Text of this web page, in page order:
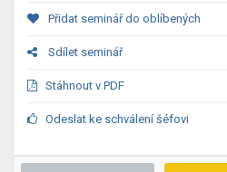
Přidat seminář do oblíbených
Sdílet seminář
Stáhnout v PDF
Odeslat ke schválení šéfovi